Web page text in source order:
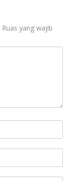
Ruas yang wajib